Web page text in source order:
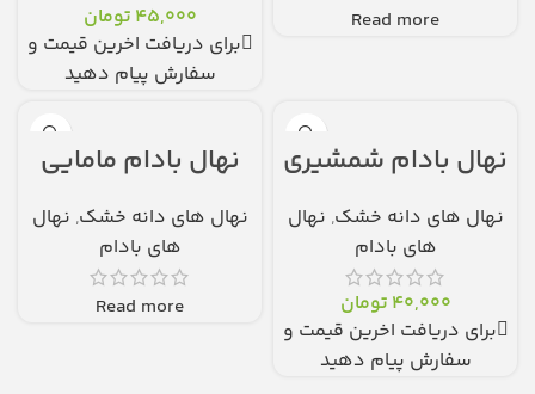
Read more
45,000 تومان
برای دریافت اخرین قیمت و
سفارش پیام دهید
نهال بادام شمشیری
نهال های دانه خشک, نهال
های بادام
40,000 تومان
برای دریافت اخرین قیمت و
سفارش پیام دهید
نهال بادام مامایی
نهال های دانه خشک, نهال
های بادام
Read more